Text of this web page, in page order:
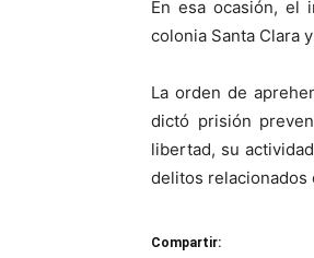
En esa ocasión, el
colonia Santa Clara
La orden de
dictó prisión
libertad, su
delitos relacionados
Compartir: